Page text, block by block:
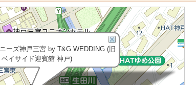
ニーズ神戸三宮 by T&G WEDDING (旧
ベイサイド迎賓館 神戸)